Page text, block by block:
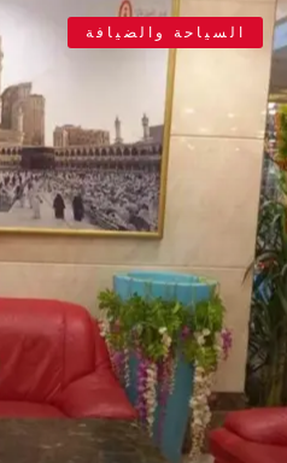
السياحة والضيافة